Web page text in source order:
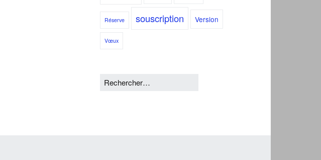
Réserve souscription Version
Vœux